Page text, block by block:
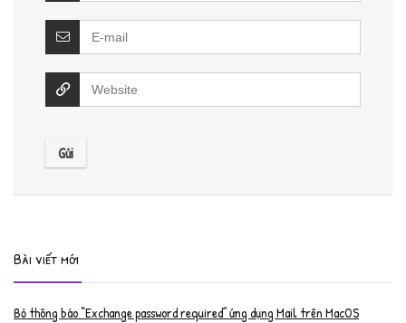
Bài viết mới
Bỏ thông báo “Exchange password required” ứng dụng Mail trên MacOS